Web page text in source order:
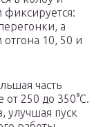
фиксируется:
а
10, 50 и
часть
250 до 350°С.
улучшая пуск